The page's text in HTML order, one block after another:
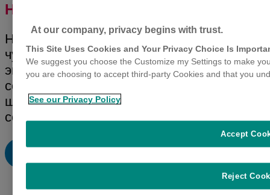
НОБИВАК® PUPPY DP
Нобивак® Puppy DP – вакцина против
чумы плотоядных и парвовирусного
энтерита собак живая сухая. Вакцина
содержит: живой вирус чумы плотоядных,
штамм Onderstepoort; живой парвовирус
собак, штамм 154.
At our company, privacy begins with trust.
This Site Uses Cookies and Your Privacy Choice Is
We suggest you choose the Customize my Settings to make
you are choosing to accept third-party Cookies and that you
See our Privacy Policy
Reject
Accept